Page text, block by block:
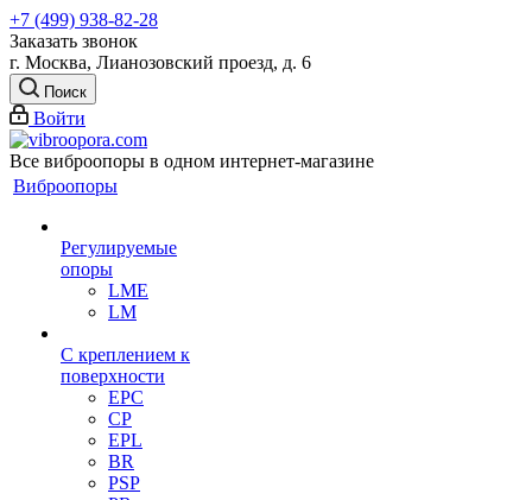
+7 (499) 938-82-28
Заказать звонок
г. Москва, Лианозовский проезд, д. 6
Поиск
Войти
Все виброопоры в одном интернет-магазине
Виброопоры
Регулируемые
опоры
LME
LM
С креплением к
поверхности
EPC
CP
EPL
BR
PSP